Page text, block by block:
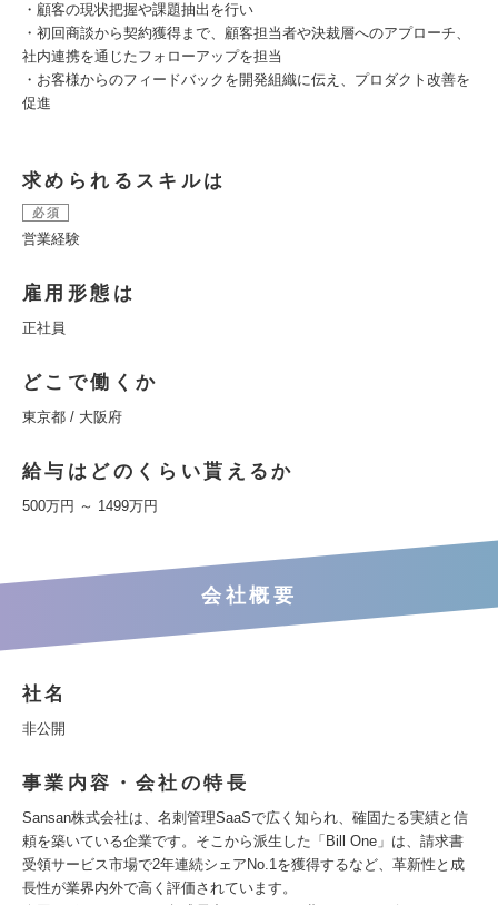
・顧客の現状把握や課題抽出を行い
・初回商談から契約獲得まで、顧客担当者や決裁層へのアプローチ、
社内連携を通じたフォローアップを担当
・お客様からのフィードバックを開発組織に伝え、プロダクト改善を
促進
求められるスキルは
必須
営業経験
雇用形態は
正社員
どこで働くか
東京都 / 大阪府
給与はどのくらい貰えるか
500万円 ～ 1499万円
会社概要
社名
非公開
事業内容・会社の特長
Sansan株式会社は、名刺管理SaaSで広く知られ、確固たる実績と信
頼を築いている企業です。そこから派生した「Bill One」は、請求書
受領サービス市場で2年連続シェアNo.1を獲得するなど、革新性と成
長性が業界内外で高く評価されています。